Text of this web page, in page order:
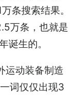
条搜索结果。
万条，也就是
诞生的。
运动装备制造
词仅仅出现3